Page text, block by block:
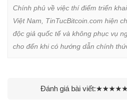
Chính phủ về việc thí điểm triển
Việt Nam, TinTucBitcoin.com hiện
độc giả quốc tế và không phục vụ
cho đến khi có hướng dẫn chính
Đánh giá bài viết:★★★★★